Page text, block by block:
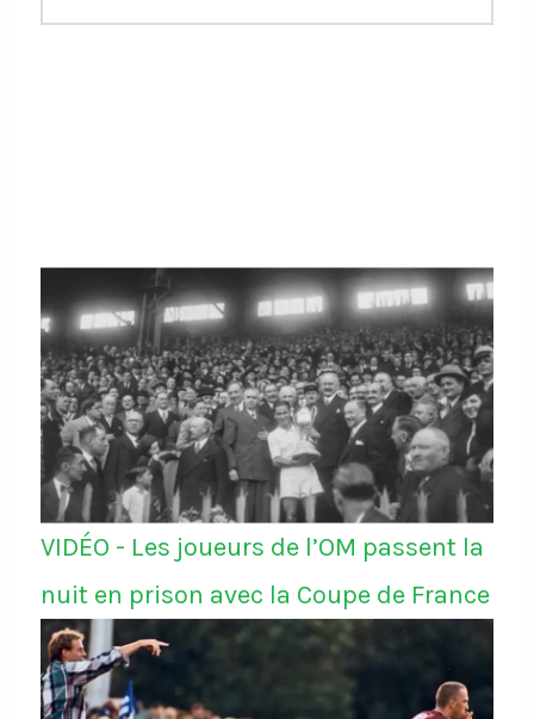
VIDÉO - Les joueurs de l’OM passent la
nuit en prison avec la Coupe de France